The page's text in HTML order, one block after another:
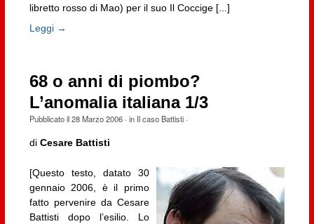
libretto rosso di Mao) per il suo Il Coccige [...]
Leggi →
68 o anni di piombo?
L’anomalia italiana 1/3
Pubblicato il28 Marzo 2006· in Il caso Battisti·
di Cesare Battisti
[Questo testo, datato 30
gennaio 2006, è il primo
fatto pervenire da Cesare
Battisti dopo l’esilio. Lo